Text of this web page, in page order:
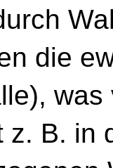
die
z. B. in